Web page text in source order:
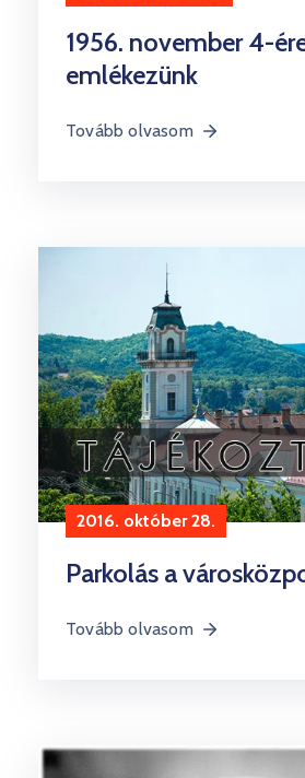
1956. november 4-
emlékezünk
Tovább olvasom
2016. október 28.
Parkolás a
Tovább olvasom